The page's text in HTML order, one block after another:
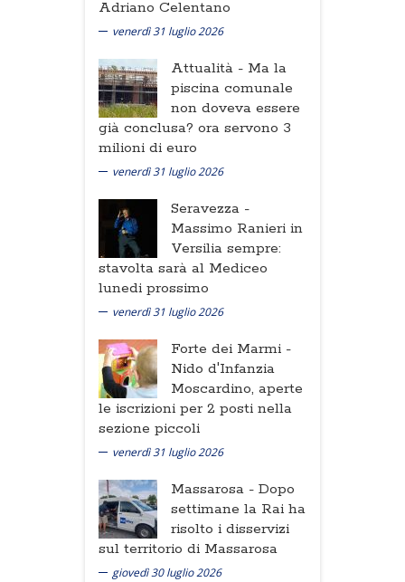
Adriano Celentano
venerdì 31 luglio 2026
Attualità - Ma la
piscina comunale
non doveva essere
già conclusa? ora servono 3
milioni di euro
venerdì 31 luglio 2026
Seravezza -
Massimo Ranieri in
Versilia sempre:
stavolta sarà al Mediceo
lunedi prossimo
venerdì 31 luglio 2026
Forte dei Marmi -
Nido d'Infanzia
Moscardino, aperte
le iscrizioni per 2 posti nella
sezione piccoli
venerdì 31 luglio 2026
Massarosa - Dopo
settimane la Rai ha
risolto i disservizi
sul territorio di Massarosa
giovedì 30 luglio 2026